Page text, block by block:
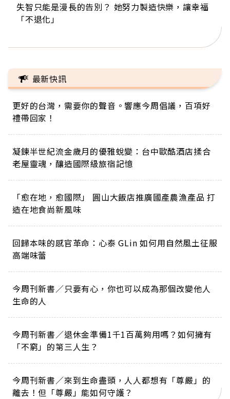
失智只能是漫長的告別？ 她努力製造快樂，讓幸福
「不退化」
來自剛果的巧克力神父 為台灣奉獻36年 「台灣是我
的家，我連作夢都講台語！」
63歲卸矽谷副總、搬回台灣找快樂！「蛋黃哥小
丑」走進安養院，逗樂上萬爺奶：退休後才開始真
104歲打破金氏世界紀錄 成為全球最年長羽球選
手，分享長壽的秘密原來是「這個」
事業巔峰他選擇追夢…黑手阿伯拉小提琴還登上小
巨蛋！連CNN都大讚！
最新快訊
更好的台灣，需要你的聲音。響應今周倡議，百項好
禮帶回家！
凝鍊半世紀流金歲月的優雅蛻變：台中歐酷酒店揉合
老屋靈魂，釀造國際級旅宿記憶
「愈在地，愈國際」 圓山大飯店推廣國產農漁產品 打
造在地食尚新風味
回歸本味的感官革命：心泰 GLin 如何用自然風土征服
高端味蕾
今周刊新書／只要有心，你也可以成為那個改變他人
生命的人
今周刊新書／退休金準備1千1百萬夠用嗎？如何擁有
「不窮」的第三人生？
今周刊新書／來到生命盡頭，人人都想有「尊嚴」的
離去！但「尊嚴」能如何守護？